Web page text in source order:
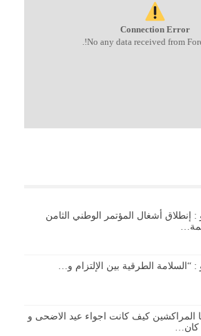
Connection Error
No any data received from
: إنطلاق أشغال المؤتمر الوطني الثامن
: “السلامة الطرقية بين الإلتزام و…
المراكشين كيف كانت اجواء عيد الاضحى و
كان…